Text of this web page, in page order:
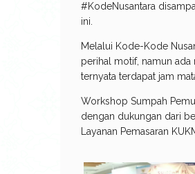
#KodeNusantara
ini.
Melalui Kode-Kode
perihal motif, namun ada
ternyata terdapat jam
Workshop Sumpah
dengan dukungan dari
Layanan Pemasaran